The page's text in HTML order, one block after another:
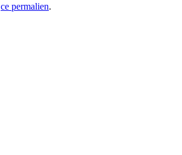
ce permalien.